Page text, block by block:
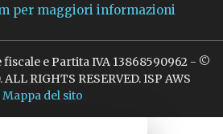
per maggiori informazioni
e Partita IVA 13868590962 - ©
RIGHTS RESERVED. ISP AWS
Mappa del sito